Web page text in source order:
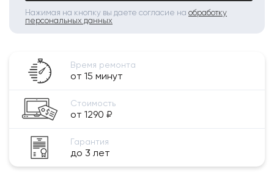
Нажимая на кнопку вы даете согласие на обработку
персональных данных
Время ремонта
от 15 минут
Стоимость
от 1290 ₽
Гарантия
до 3 лет